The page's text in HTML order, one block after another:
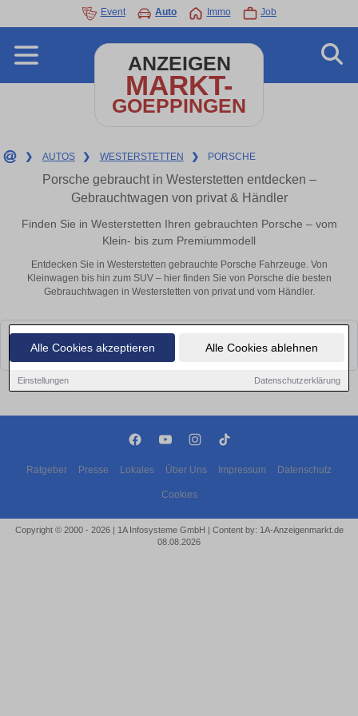
Alle Cookies akzeptieren Alle Cookies ablehnen
Einstellungen Datenschutzerklärung
Event Auto Immo Job
ANZEIGEN
MARKT-
GOEPPINGEN
❯ AUTOS ❯ WESTERSTETTEN ❯ PORSCHE
Porsche gebraucht in Westerstetten entdecken –
Gebrauchtwagen von privat & Händler
Finden Sie in Westerstetten Ihren gebrauchten Porsche – vom
Klein- bis zum Premiummodell
Entdecken Sie in Westerstetten gebrauchte Porsche Fahrzeuge. Von
Kleinwagen bis hin zum SUV – hier finden Sie von Porsche die besten
Gebrauchtwagen in Westerstetten von privat und vom Händler.
Leider konnten wir derzeit keine passenden Autos finden. Schauen Sie
bald wieder vorbei!
Ratgeber Presse Lokales Über Uns Impressum Datenschutz
Cookies
Copyright © 2000 - 2026 | 1A Infosysteme GmbH | Content by: 1A-Anzeigenmarkt.de
08.08.2026